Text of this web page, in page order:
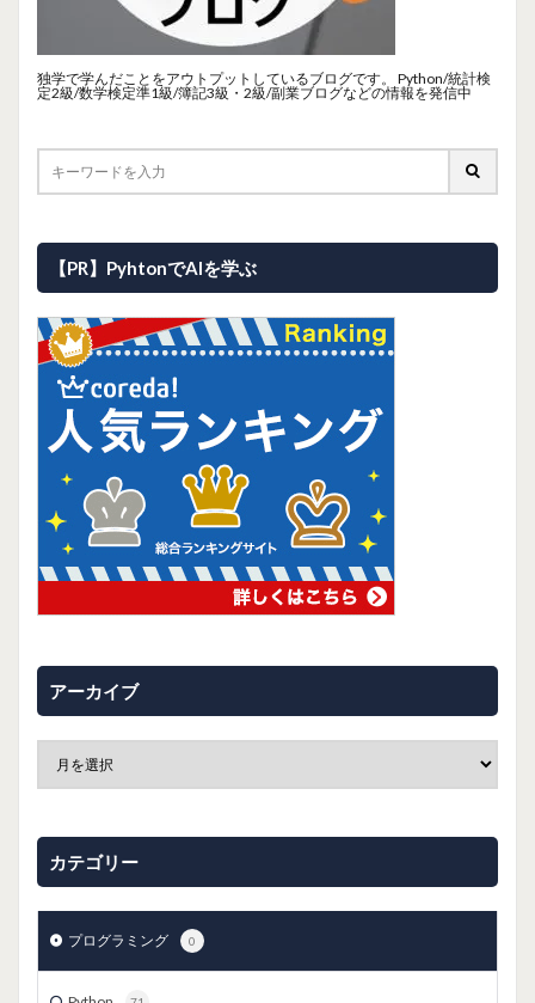
独学で学んだことをアウトプットしているブログです。 Python/統計検
定2級/数学検定準1級/簿記3級・2級/副業ブログなどの情報を発信中
【PR】PyhtonでAIを学ぶ
アーカイブ
カテゴリー
プログラミング 0